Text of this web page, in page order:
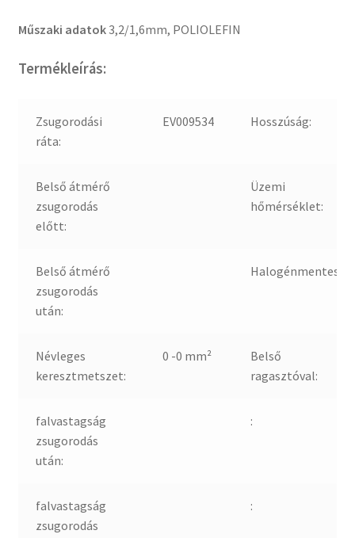
Műszaki adatok3,2/1,6mm, POLIOLEFIN
Termékleírás:
Zsugorodási
ráta:
EV009534 Hosszúság:
Belső átmérő
zsugorodás
előtt:
Üzemi
hőmérséklet:
Belső átmérő
zsugorodás
után:
Halogénmentes:
Névleges
keresztmetszet:
0 -0 mm²
Belső
ragasztóval:
falvastagság
zsugorodás
után:
:
falvastagság
zsugorodás
: